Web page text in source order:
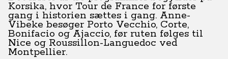
Korsika, hvor Tour de France for første
gang i historien sættes i gang. Anne-
Vibeke besøger Porto Vecchio, Corte,
Bonifacio og Ajaccio, før ruten følges til
Nice og Roussillon-Languedoc ved
Montpellier.